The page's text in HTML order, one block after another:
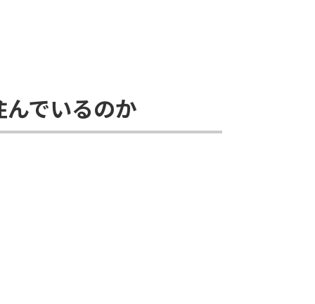
でいるのか